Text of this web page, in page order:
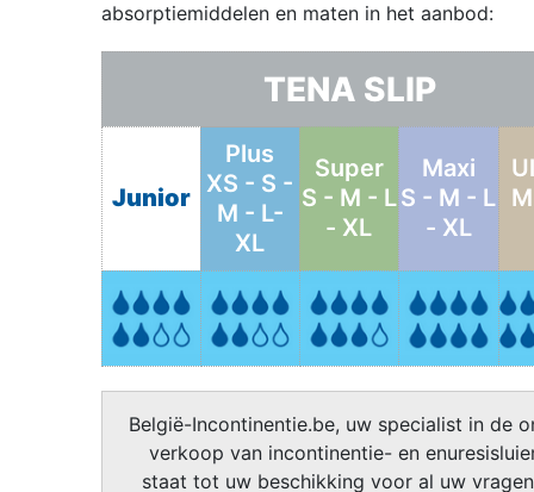
absorptiemiddelen en maten in het aanbod:
TENA SLIP
Junior
Plus
XS - S -
M - L-
XL
Super
S - M - L
- XL
Maxi
S - M - L
- XL
België-Incontinentie.be, uw specialist in de
verkoop van incontinentie- en
staat tot uw beschikking voor al uw